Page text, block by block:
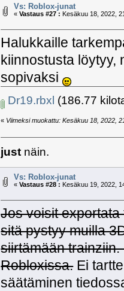
Vs: Roblox-junat
« Vastaus #27 : Kesäkuu 18, 2022,
Halukkaille
kiinnostusta löytyy,
sopivaksi
Dr19.rbxl (186.77
« Viimeksi muokattu: Kesäkuu 18, 2022,
just näin.
Vs: Roblox-junat
« Vastaus #28 : Kesäkuu 19, 2022,
Jos voisit
sitä pystyy muilla
siirtämään
Robloxissa.Ei
säätäminen